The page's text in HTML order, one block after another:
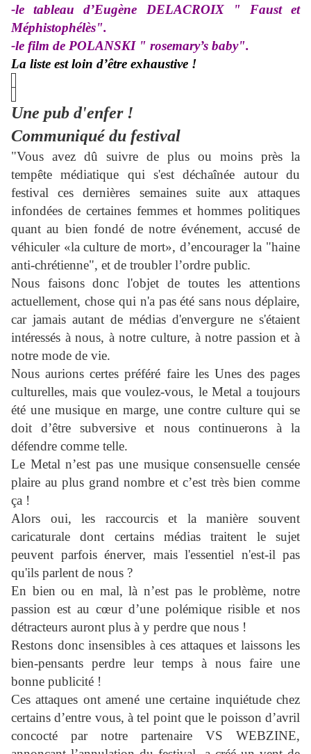
-le tableau d’Eugène DELACROIX " Faust et
Méphistophélès".
-le film de POLANSKI " rosemary’s baby".
La liste est loin d’être exhaustive !
Une pub d'enfer !
Communiqué du festival
"Vous avez dû suivre de plus ou moins près la
tempête médiatique qui s'est déchaînée autour du
festival ces dernières semaines suite aux attaques
infondées de certaines femmes et hommes politiques
quant au bien fondé de notre événement, accusé de
véhiculer «la culture de mort», d’encourager la "haine
anti-chrétienne", et de troubler l’ordre public.
Nous faisons donc l'objet de toutes les attentions
actuellement, chose qui n'a pas été sans nous déplaire,
car jamais autant de médias d'envergure ne s'étaient
intéressés à nous, à notre culture, à notre passion et à
notre mode de vie.
Nous aurions certes préféré faire les Unes des pages
culturelles, mais que voulez-vous, le Metal a toujours
été une musique en marge, une contre culture qui se
doit d’être subversive et nous continuerons à la
défendre comme telle.
Le Metal n’est pas une musique consensuelle censée
plaire au plus grand nombre et c’est très bien comme
ça !
Alors oui, les raccourcis et la manière souvent
caricaturale dont certains médias traitent le sujet
peuvent parfois énerver, mais l'essentiel n'est-il pas
qu'ils parlent de nous ?
En bien ou en mal, là n’est pas le problème, notre
passion est au cœur d’une polémique risible et nos
détracteurs auront plus à y perdre que nous !
Restons donc insensibles à ces attaques et laissons les
bien-pensants perdre leur temps à nous faire une
bonne publicité !
Ces attaques ont amené une certaine inquiétude chez
certains d’entre vous, à tel point que le poisson d’avril
concocté par notre partenaire VS WEBZINE,